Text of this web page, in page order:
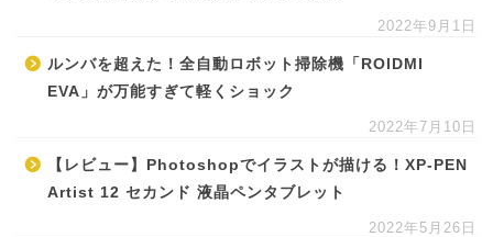
2022年9月1日
ルンバを超えた！全自動ロボット掃除機「ROIDMI
EVA」が万能すぎて軽くショック
2022年7月10日
【レビュー】Photoshopでイラストが描ける！XP-PEN
Artist 12 セカンド 液晶ペンタブレット
2022年5月26日